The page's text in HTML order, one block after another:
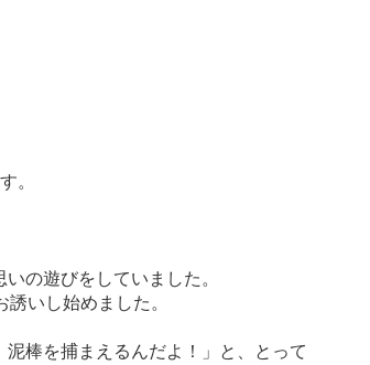
。
の遊びをしていました。
誘いし始めました。
泥棒を捕まえるんだよ！」と、とって